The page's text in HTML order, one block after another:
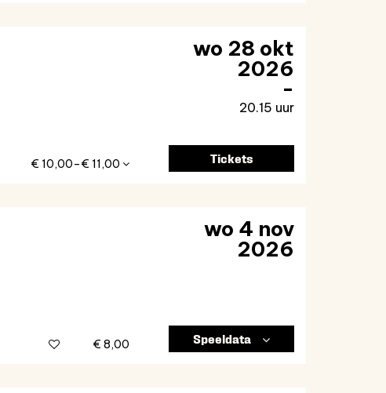
€ 10,00–€ 11,00
wo 28 okt
2026
20.15 uur
Tickets
€ 8,00
wo 4 nov
2026
Speeldata